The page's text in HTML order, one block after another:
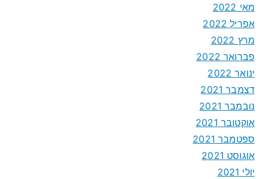
מאי 2022
אפריל 2022
מרץ 2022
פברואר 2022
ינואר 2022
דצמבר 2021
נובמבר 2021
אוקטובר 2021
ספטמבר 2021
אוגוסט 2021
יולי 2021